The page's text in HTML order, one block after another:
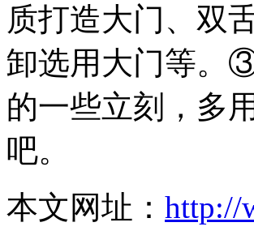
质打造大门、双
卸选用大门等。
的一些立刻，多
吧。
本文网址： http://